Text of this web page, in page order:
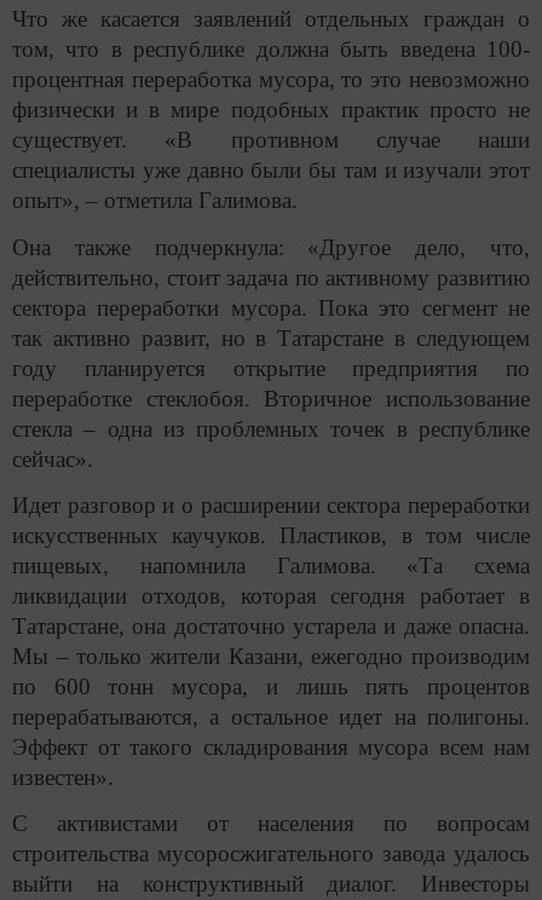
Что же касается заявлений отдельных граждан о
том, что в республике должна быть введена 100-
процентная переработка мусора, то это невозможно
физически и в мире подобных практик просто не
существует. «В противном случае наши
специалисты уже давно были бы там и изучали этот
опыт», – отметила Галимова.
Она также подчеркнула: «Другое дело, что,
действительно, стоит задача по активному развитию
сектора переработки мусора. Пока это сегмент не
так активно развит, но в Татарстане в следующем
году планируется открытие предприятия по
переработке стеклобоя. Вторичное использование
стекла – одна из проблемных точек в республике
сейчас».
Идет разговор и о расширении сектора переработки
искусственных каучуков. Пластиков, в том числе
пищевых, напомнила Галимова. «Та схема
ликвидации отходов, которая сегодня работает в
Татарстане, она достаточно устарела и даже опасна.
Мы – только жители Казани, ежегодно производим
по 600 тонн мусора, и лишь пять процентов
перерабатываются, а остальное идет на полигоны.
Эффект от такого складирования мусора всем нам
известен».
С активистами от населения по вопросам
строительства мусоросжигательного завода удалось
выйти на конструктивный диалог. Инвесторы